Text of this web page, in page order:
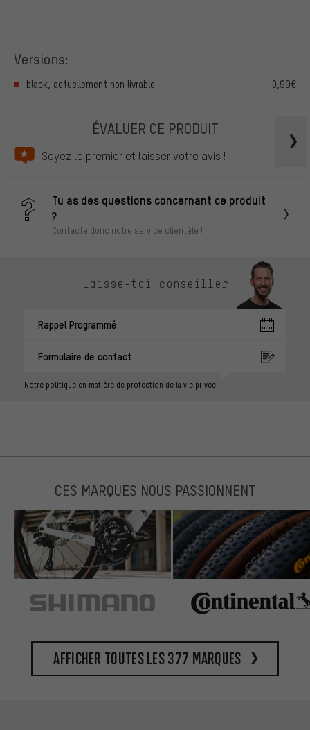
Versions:
black, actuellement non livrable 0,99€
ÉVALUER CE PRODUIT
Soyez le premier et laisser votre avis !
Tu as des questions concernant ce produit
?
Contacte donc notre service clientèle !
Laisse-toi conseiller
Rappel Programmé
Formulaire de contact
Notre politique en matière de protection de la vie privée
CES MARQUES NOUS PASSIONNENT
Afficher toutes les 377 marques